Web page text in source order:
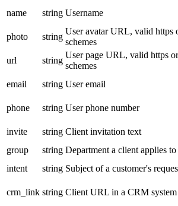
name string Username
photo
string
User avatar URL, valid https
schemes
url
string
User page URL, valid https
schemes
email
string User email
phone
string User phone number
invite
string Client invitation text
group
string Department a client applies to
intent
string Subject of a customer's
crm_link string Client URL in a CRM system